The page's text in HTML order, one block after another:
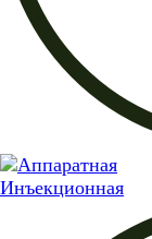
Инъекционная